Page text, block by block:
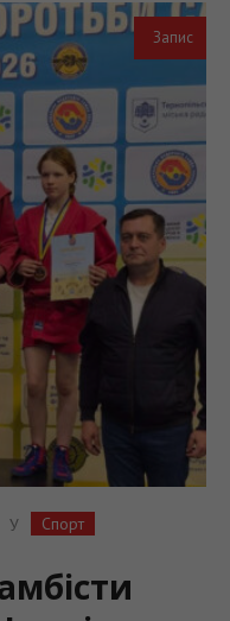
Запис
У Спорт